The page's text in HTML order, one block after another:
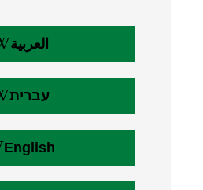
العربية
עברית
English